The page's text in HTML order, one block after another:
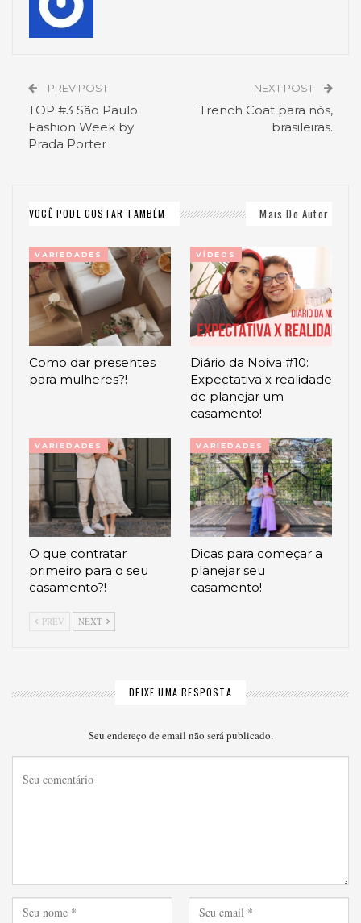
PREV POST
TOP #3 São Paulo
Fashion Week by
Prada Porter
NEXT POST
Trench Coat para nós,
brasileiras.
VOCÊ PODE GOSTAR TAMBÉM Mais Do Autor
VARIEDADES
Como dar presentes
para mulheres?!
VÍDEOS
Diário da Noiva #10:
Expectativa x realidade
de planejar um
casamento!
VARIEDADES
O que contratar
primeiro para o seu
casamento?!
VARIEDADES
Dicas para começar a
planejar seu
casamento!
PREV NEXT
DEIXE UMA RESPOSTA
Seu endereço de email não será publicado.